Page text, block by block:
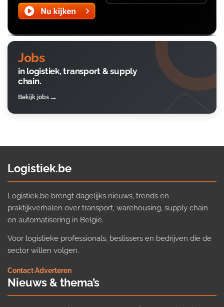
Jobs
in logistiek, transport & supply
chain.
Bekijk jobs
Logistiek.be
Logistiek.be brengt dagelijks nieuws, trends en
praktijkverhalen over transport, warehousing, supply chain
en automatisering in België.
Voor logistieke professionals, beslissers en bedrijven die de
sector willen volgen.
Contact·Adverteren
Nieuws & thema’s